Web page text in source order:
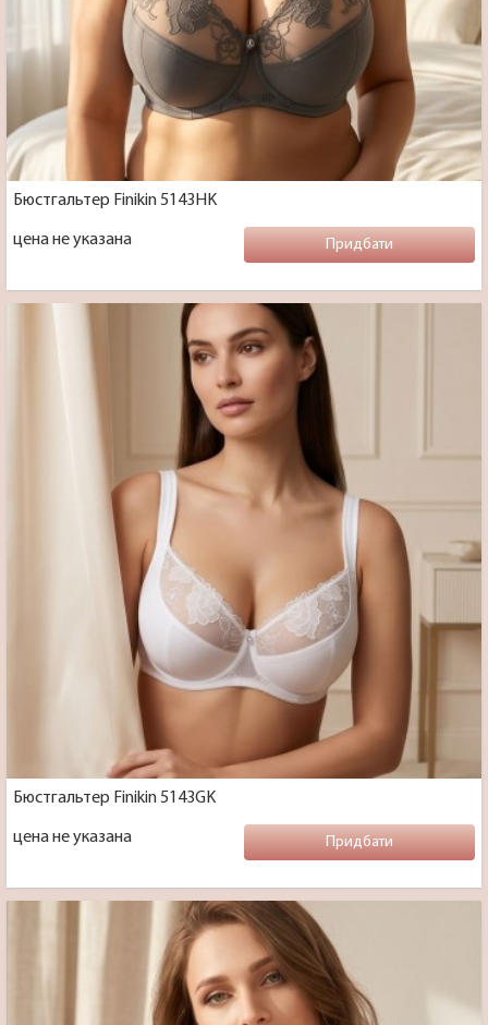
Бюстгальтер Finikin 5143HK
цена не указана Придбати
Бюстгальтер Finikin 5143GK
цена не указана Придбати